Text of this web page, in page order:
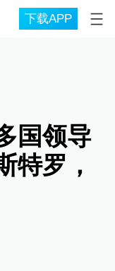
下载APP
国领导
特罗，